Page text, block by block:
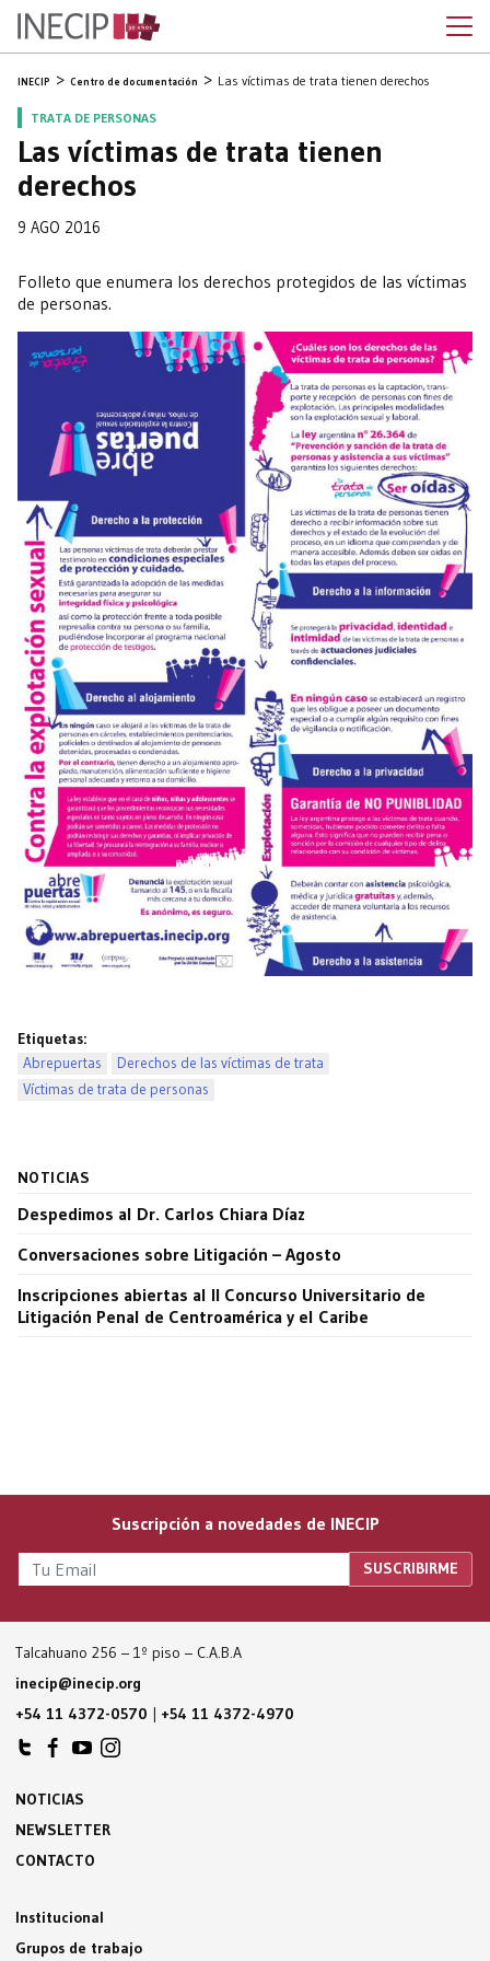
INECIP Centro de documentación Las víctimas de trata tienen derechos
TRATA DE PERSONAS
Las víctimas de trata tienen
derechos
9 AGO 2016
Folleto que enumera los derechos protegidos de las víctimas
de personas.
Etiquetas:
Abrepuertas
Derechos de las víctimas de trata
Víctimas de trata de personas
NOTICIAS
Despedimos al Dr. Carlos Chiara Díaz
Conversaciones sobre Litigación – Agosto
Inscripciones abiertas al II Concurso Universitario de
Litigación Penal de Centroamérica y el Caribe
Suscripción a novedades de INECIP
Talcahuano 256 – 1º piso – C.A.B.A
inecip@inecip.org
+54 11 4372-0570 | +54 11 4372-4970
NOTICIAS
NEWSLETTER
CONTACTO
Institucional
Grupos de trabajo